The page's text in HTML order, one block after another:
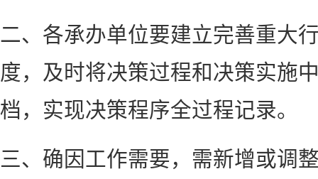
二、各承办单位要建立完善重大
度，及时将决策过程和决策实施
档，实现决策程序全过程记录。
三、确因工作需要，需新增或调